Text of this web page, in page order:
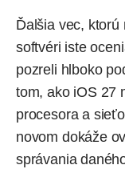
Ďalšia vec,
softvéri iste
pozreli hlboko
tom, ako iOS 27
procesora a
novom dokáže
správania